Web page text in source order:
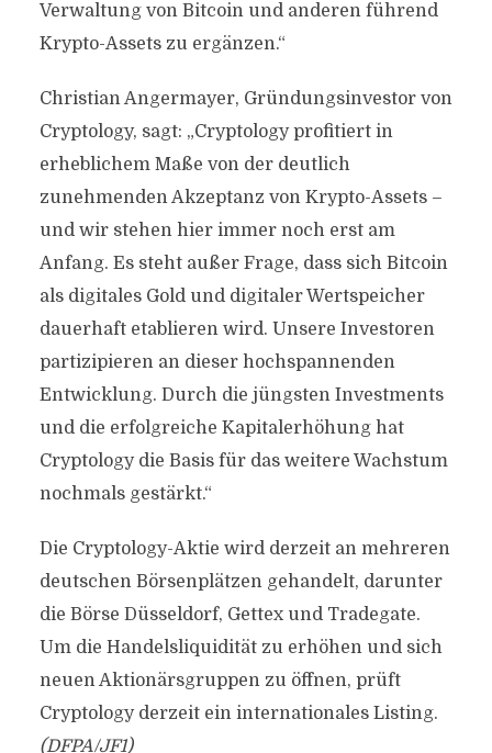
Verwaltung von Bitcoin und anderen führend
Krypto-Assets zu ergänzen.“
Christian Angermayer, Gründungsinvestor von
Cryptology, sagt: „Cryptology profitiert in
erheblichem Maße von der deutlich
zunehmenden Akzeptanz von Krypto-Assets –
und wir stehen hier immer noch erst am
Anfang. Es steht außer Frage, dass sich Bitcoin
als digitales Gold und digitaler Wertspeicher
dauerhaft etablieren wird. Unsere Investoren
partizipieren an dieser hochspannenden
Entwicklung. Durch die jüngsten Investments
und die erfolgreiche Kapitalerhöhung hat
Cryptology die Basis für das weitere Wachstum
nochmals gestärkt.“
Die Cryptology-Aktie wird derzeit an mehreren
deutschen Börsenplätzen gehandelt, darunter
die Börse Düsseldorf, Gettex und Tradegate.
Um die Handelsliquidität zu erhöhen und sich
neuen Aktionärsgruppen zu öffnen, prüft
Cryptology derzeit ein internationales Listing.
(DFPA/JF1)